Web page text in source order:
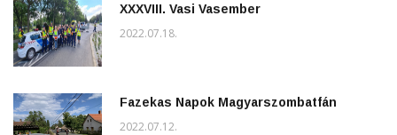
XXXVIII. Vasi Vasember
2022.07.18.
Fazekas Napok Magyarszombatfán
2022.07.12.